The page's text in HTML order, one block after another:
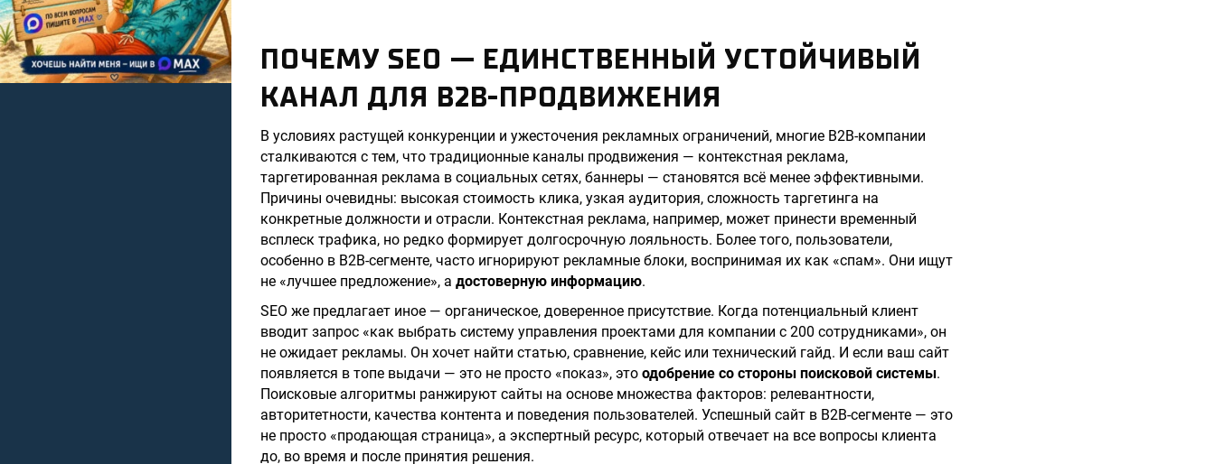
ПОЧЕМУ SEO — ЕДИНСТВЕННЫЙ УСТОЙЧИВЫЙ
КАНАЛ ДЛЯ B2B-ПРОДВИЖЕНИЯ
В условиях растущей конкуренции и ужесточения рекламных ограничений, многие B2B-компании
сталкиваются с тем, что традиционные каналы продвижения — контекстная реклама,
таргетированная реклама в социальных сетях, баннеры — становятся всё менее эффективными.
Причины очевидны: высокая стоимость клика, узкая аудитория, сложность таргетинга на
конкретные должности и отрасли. Контекстная реклама, например, может принести временный
всплеск трафика, но редко формирует долгосрочную лояльность. Более того, пользователи,
особенно в B2B-сегменте, часто игнорируют рекламные блоки, воспринимая их как «спам». Они ищут
не «лучшее предложение», а достоверную информацию.
SEO же предлагает иное — органическое, доверенное присутствие. Когда потенциальный клиент
вводит запрос «как выбрать систему управления проектами для компании с 200 сотрудниками», он
не ожидает рекламы. Он хочет найти статью, сравнение, кейс или технический гайд. И если ваш сайт
появляется в топе выдачи — это не просто «показ», это одобрение со стороны поисковой системы.
Поисковые алгоритмы ранжируют сайты на основе множества факторов: релевантности,
авторитетности, качества контента и поведения пользователей. Успешный сайт в B2B-сегменте — это
не просто «продающая страница», а экспертный ресурс, который отвечает на все вопросы клиента
до, во время и после принятия решения.